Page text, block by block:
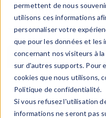
permettent de nous
utilisons ces informations
personnaliser votre
que pour les données et les
concernant nos visiteurs à
sur d'autres supports. Pour
cookies que nous utilisons,
Politique de confidentialité.
Si vous refusez l'utilisation
informations ne seront pas
Bibliothèque
RECHERCHE RAPIDE
Trier par Discipline